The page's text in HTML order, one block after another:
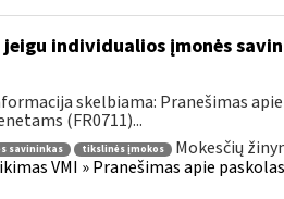
individualios įmonės
skelbiama: Pranešimas
(FR0711)...
savininkas tikslinės įmokos Mokesčių
VMI » Pranešimas apie